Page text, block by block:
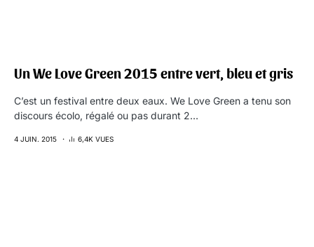
Un We Love Green 2015 entre vert, bleu et gris
C’est un festival entre deux eaux. We Love Green a tenu son
discours écolo, régalé ou pas durant 2…
4 JUIN. 2015 6,4K VUES